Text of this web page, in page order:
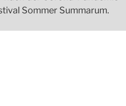
Sommer Summarum.